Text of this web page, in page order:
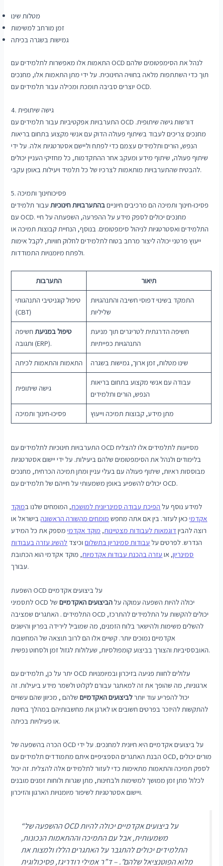
מטלות שינו
זמן מורחב למשימות
גמישות בשגרה בכיתה
התאמות אלו מאפשרות לתלמידים עם OCD לנהל את הסימפטומים שלהם
תוך כדי השתתפות מלאה בחוויה החינוכית. על ידי מתן התאמות אלו, מחנכים
יוצרים סביבה תומכת ומכילה עבור תלמידים עם OCD.
4. גישה שיתופית
התערבויות אפקטיביות עבור תלמידים עם OCD דורשות גישה שיתופית.
מחנכים צריכים לעבוד בשיתוף פעולה הדוק עם אנשי מקצוע בתחום בריאות
הנפש, הורים ותלמידים עצמם כדי לפתח וליישם אסטרטגיות אלה. על ידי
שיתוף פעולה, שיתוף מידע ומעקב אחר ההתקדמות, כל מחזיקי העניין יכולים
להבטיח שהתערבויות מותאמות לצרכיו של כל תלמיד ויעילות באופן עקבי.
5. פסיכוחינוך ותמיכה
פסיכו-חינוך ותמיכה הם מרכיבים חיונייםבהתערבויות חינוכיותעבור תלמידים
עם OCD. מחנכים יכולים לספק מידע על ההפרעה, השפעתה על חיי
התלמידים ואסטרטגיות לניהול סימפטומים. בנוסף, הנחיית קבוצות תמיכה או
ייעוץ פרטני יכולה ליצור מרחב בטוח לתלמידים לחלוק חוויות, לקבל אימות
ולפתח מיומנויות התמודדות.
התערבות תיאור
טיפול קוגניטיבי התנהגותי
(CBT)
התמקד בשינוי דפוסי חשיבה והתנהגויות
שליליות
טיפול במניעת חשיפה
ותגובה (ERP).
חשיפה הדרגתית לטריגרים תוך מניעת
התנהגויות כפייתיות
התאמות והתאמות לכיתה שינו מטלות, זמן ארוך, גמישות בשגרה
גישה שיתופית
עבודה עם אנשי מקצוע בתחום בריאות
הנפש, הורים ותלמידים
פסיכו-חינוך ותמיכה מתן מידע, קבוצות תמיכה וייעוץ
התערבויות חינוכיות לתלמידים עם OCD מסייעות לתלמידים אלו להצליח
בלימודים ולנהל את הסימפטומים שלהם ביעילות. על ידי יישום אסטרטגיות
מבוססות ראיות, שיתוף פעולה עם בעלי עניין ומתן תמיכה הכרחית, מחנכים
יכולים להשפיע באופן משמעותי על חייהם של תלמידים עם OCD.
למידע נוסף על הפיכת עבודה סמינריונית למושכת, המומחים שלנו במוקד
אקדמיכאן לעזור. בין אם אתה מחפש מומחים מהשורה הראשונהבישראל או
רוצה להביןדוגמאות לעבודות מצטיינות, מוקד אקדמימספק את כל המידע
הנדרש. לפרטים על עבודות סמינריון בתשלוםוכיצד להשיג עזרה בעבודות
סמינריון, או עזרה בהכנת עבודות אקדמיות, מוקד אקדמי הוא הכתובת
עבורך.
השפעת OCD על ביצועים אקדמיים
לתסמיני OCD יכולה להיות השפעה עמוקה עלהביצועים האקדמייםשל
התלמידים . האתגרים שמציבה OCD יכולים להקשות על התלמידים להתרכז,
להשלים משימות ולהישאר בלוח הזמנים, מה שמוביל לירידה בפריון והישגים
אקדמיים נמוכים יותר. קשיים אלו הם לרוב תוצאה של המחשבות
האובססיביות והצורך בביצוע קומפולסיות, שעלולות לגזול זמן ולסחוט נפשית.
יתר על כן, תלמידים עם OCD עלולים לחוות פגיעה בזיכרון ובמיומנויות
ארגוניות, מה שהופך את זה למאתגר עבורם לקלוט ולשמר מידע ביעילות. זה
יכול להפריע עוד יותרלביצועים האקדמייםשלהם , מכיוון שהם עשויים
להתקשות להיזכר בפרטים חשובים או לארגן את מחשבותיהם במהלך בחינות
או פעילויות בכיתה.
הכרה בהשפעה של OCD על ביצועים אקדמיים היא חיונית למחנכים. על ידי
הבנת האתגרים הספציפיים איתם מתמודדים תלמידים עם OCD, מורים יכולים
לספק תמיכה והתאמות מתאימות כדי לעזור לתלמידים אלה להצליח. זה יכול
לכלול מתן זמן ממושך למשימות ולבחינות, מתן שגרות ולוחות זמנים מובנים
ויישום אסטרטגיות לשיפור מיומנויות הארגון והזיכרון.
“ההשפעה של OCD על ביצועים אקדמיים יכולה להיות
משמעותית, אבל עם התמיכה וההתאמות הנכונות,
התלמידים יכולים להתגבר על האתגרים הללו ולמצות את
מלוא הפוטנציאל שלהם”. – ד”ר אמילי רודריגז, פסיכולוגית